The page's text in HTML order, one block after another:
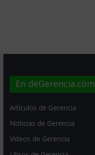
En deGerencia.com
Artículos de Gerencia
Noticias de Gerencia
Videos de Gerencia